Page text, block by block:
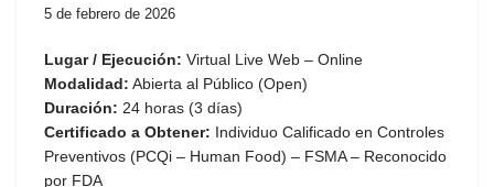
5 de febrero de 2026
Lugar / Ejecución: Virtual Live Web – Online
Modalidad: Abierta al Público (Open)
Duración: 24 horas (3 días)
Certificado a Obtener: Individuo Calificado en Controles
Preventivos (PCQi – Human Food) – FSMA – Reconocido
por FDA